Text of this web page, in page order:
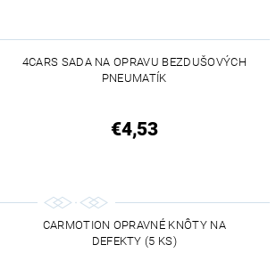
4CARS SADA NA OPRAVU BEZDUŠOVÝCH
PNEUMATÍK
€4,53
CARMOTION OPRAVNÉ KNÔTY NA
DEFEKTY (5 KS)